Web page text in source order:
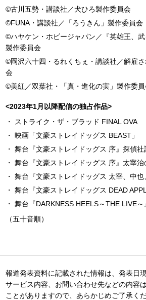
©古川五勢・講談社／犬ひろ製作委員会
©FUNA・講談社／「ろうきん」製作委員会
©ハヤケン・ホビージャパン／『英雄王、武
製作委員会
©岡沢六十四・るれくちぇ・講談社／解雇
会
©美紅／双葉社・「真・進化の実」製作委
<2023年1月以降配信の独占作品>
ストライク・ザ・ブラッド FINAL OVA
映画「文豪ストレイドッグス BEAST」
舞台『文豪ストレイドッグス 序』探偵社
舞台『文豪ストレイドッグス 序』太宰治
舞台『文豪ストレイドッグス 太宰、中也
舞台『文豪ストレイドッグス DEAD
舞台『DARKNESS HEELS～THE LIVE～
（五十音順）
報道発表資料に記載された情報は、発表日
サービス内容、お問い合わせ先などの内容
ことがありますので、あらかじめご了承くだ